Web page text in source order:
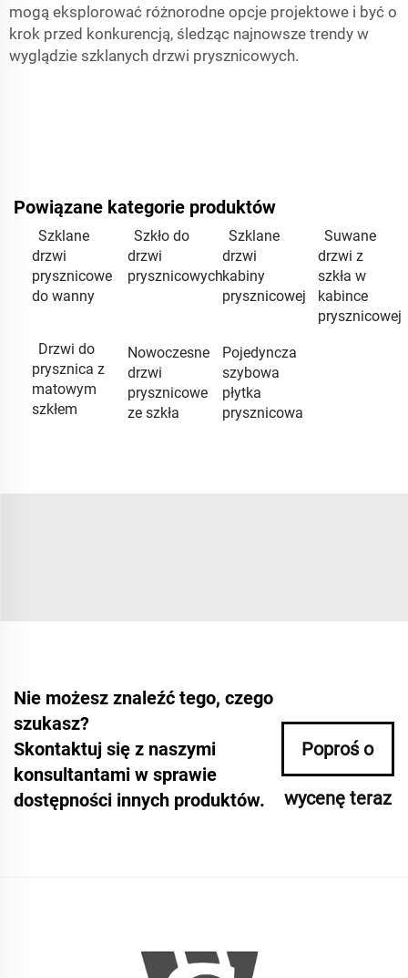
mogą eksplorować różnorodne opcje projektowe i być o
krok przed konkurencją, śledząc najnowsze trendy w
wyglądzie szklanych drzwi prysznicowych.
Powiązane kategorie produktów
Szklane
drzwi
prysznicowe
do wanny
Szkło do
drzwi
prysznicowych
Szklane
drzwi
kabiny
prysznicowej
Suwane
drzwi z
szkła w
kabince
prysznicowej
Drzwi do
prysznica z
matowym
szkłem
Nowoczesne
drzwi
prysznicowe
ze szkła
Pojedyncza
szybowa
płytka
prysznicowa
Nie możesz znaleźć tego, czego
szukasz?
Skontaktuj się z naszymi
konsultantami w sprawie
dostępności innych produktów.
Poproś o
wycenę teraz